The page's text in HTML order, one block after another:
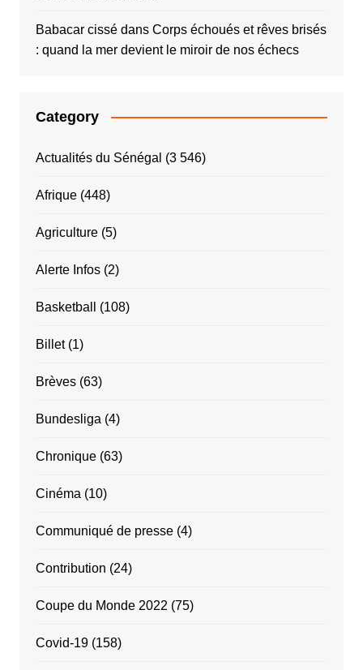
Babacar cissédans Corps échoués et rêves brisés
: quand la mer devient le miroir de nos échecs
Category
Actualités du Sénégal (3 546)
Afrique(448)
Agriculture(5)
Alerte Infos(2)
Basketball (108)
Billet(1)
Brèves(63)
Bundesliga (4)
Chronique(63)
Cinéma (10)
Communiqué de presse(4)
Contribution (24)
Coupe du Monde 2022 (75)
Covid-19(158)